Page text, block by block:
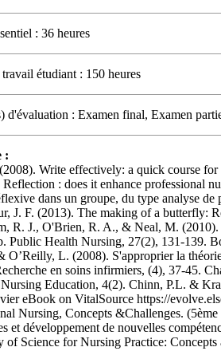
: 36 heures
étudiant : 150 heures
d'évaluation : Examen final, Examen
:
writing. Innovait, 2(12), 752-754. Cara, C., & O’Reilly, L. (2008). S'approprier la théorie du Human Caring de Jean Watson par la pratique réflexive lors d'une situation clinique. Recherche en soins infirmiers, (4), 37-45. Chacko, B., & Sreerenjini, B. (2012). Reflective Practice in Nursing. International Journal of Nursing Education, 4(2). Chinn, P.L. & Kramer, M.K. (2019) Knowledge Development in Nursing: Theory and Process. Edition Nine. Elsevier eBook on VitalSource https://evolve.elsevier.com/cs/product/9780323530569?role=student Chitty.K.K. & Black, P.B. (2007). Professionnal Nursing, Concepts &Challenges. (5ème edition) USA: Saunders, Elsevier Clerc, N., & Agogué, M. (2014). Analyse réflexive de pratiques et développement de nouvelles compétences. Recherche en soins infirmiers, (3), 7-16. Dahnke, M.D. & Dreher H.M (2016). Philosophy of Science for Nursing Practice: Concepts and Application. Second edition. Springer Publishing Company. USA Dallaire, C. (2008). Le savoir infirmier : Au Cœur de la discipline et de la profession. Gaëtan Morin éditeur / Chenelière Education : Québec. Debout, C. (2016). Pratique réflexive, un levier à la qualité des soins. Soins Aides-soignantes,73. Donnaint, É., Marchand, C., & Gagnayre, R. (2015). Formalisation d’une technique pédagogique favorisant le développement de la pratique réflexive et des compétences émotionnelles chez des étudiants en soins infirmiers. Recherche en soins infirmiers, (4), 66-76. Dreher H.M (2016). Philosophy of Science for Nursing Practice: Concepts and Application. Second edition. Springer Publishing Company. USA Dubé, V., & Ducharme, F. (2014). Reflective practice among nurses working in a teaching hospital: An action research with promising benefits for professional development. Journal of Nursing education and practice, 4(8), 9. Dubé, V., & Ducharme, F. (2015). Nursing reflective practice: An empirical literature review. Journal of Nursing Education and Practice, 5(7), 91. Faculté des sciences infirmières. (2018). Guide de présentation des travaux de recherche. Document inédit, Beyrouth : Université Saint-Joseph. Fortin, M.-F., & Gagnon, J. (2016). Fondements et étapes du processus de la recherche : méthodes quantitatives et qualitatives (3e éd.). Montréal, QC : Chenelière Éducation Goulet, O. & Dallaire, C. (2000). Soins infirmiers et société. Boucherville : Gaëtan Morin, Editeur. Janie, B.Butts & Karen.L. ; Rich. (2015). Philosophies and Theories, for Advanced Nursing Practice. (2nd edition) USA: Jones & Baretlett Learning. Joyce-McCoach, J. T., Parrish, D. R., Andersen, P. R., & Wall, N. (2013). Unlocking reflective practice for nurses: Innovations in working with master of nursing students in Hong Kong. Nurse education in practice, 13(5), 388-392. Kim, H.S. (2015). The Essence of Nursing Practice: Philosophy and Perspective. Springer Publishing Company. USA. Lafortune, L. (2012). Des stratégies réflexives-interactives pour le développement de